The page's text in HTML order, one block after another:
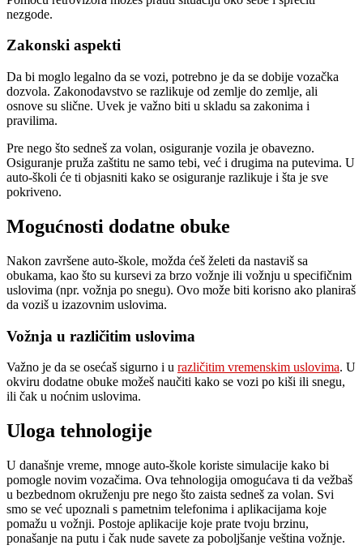
nezgode.
Zakonski aspekti
Da bi moglo legalno da se vozi, potrebno je da se dobije vozačka
dozvola. Zakonodavstvo se razlikuje od zemlje do zemlje, ali
osnove su slične. Uvek je važno biti u skladu sa zakonima i
pravilima.
Pre nego što sedneš za volan, osiguranje vozila je obavezno.
Osiguranje pruža zaštitu ne samo tebi, već i drugima na putevima. U
auto-školi će ti objasniti kako se osiguranje razlikuje i šta je sve
pokriveno.
Mogućnosti dodatne obuke
Nakon završene auto-škole, možda ćeš želeti da nastaviš sa
obukama, kao što su kursevi za brzo vožnje ili vožnju u specifičnim
uslovima (npr. vožnja po snegu). Ovo može biti korisno ako planiraš
da voziš u izazovnim uslovima.
Vožnja u različitim uslovima
Važno je da se osećaš sigurno i u različitim vremenskim uslovima. U
okviru dodatne obuke možeš naučiti kako se vozi po kiši ili snegu,
ili čak u noćnim uslovima.
Uloga tehnologije
U današnje vreme, mnoge auto-škole koriste simulacije kako bi
pomogle novim vozačima. Ova tehnologija omogućava ti da vežbaš
u bezbednom okruženju pre nego što zaista sedneš za volan. Svi
smo se već upoznali s pametnim telefonima i aplikacijama koje
pomažu u vožnji. Postoje aplikacije koje prate tvoju brzinu,
ponašanje na putu i čak nude savete za poboljšanje veština vožnje.